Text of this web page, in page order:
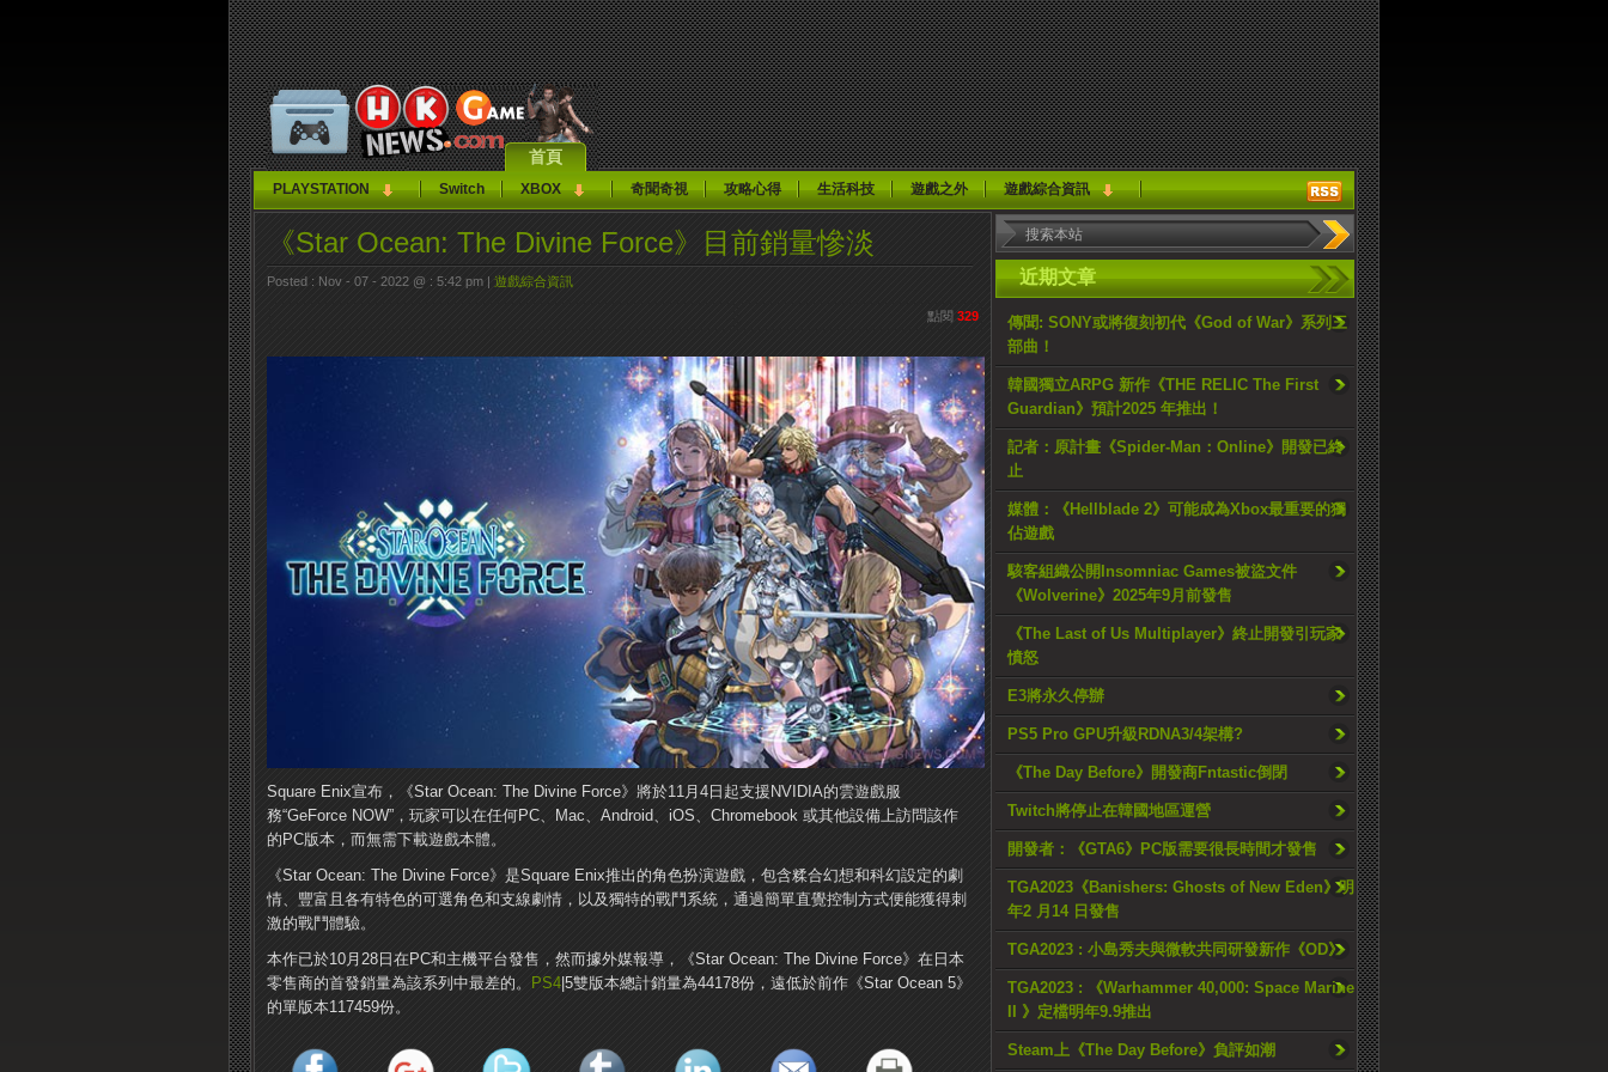
首頁
PLAYSTATION Switch XBOX 奇聞奇視 攻略心得 生活科技 遊戲之外 遊戲綜合資訊
近期文章
傳聞: SONY或將復刻初代《God of War》系列三
部曲！
韓國獨立ARPG 新作《THE RELIC The First
Guardian》預計2025 年推出！
記者：原計畫《Spider-Man：Online》開發已終
止
媒體：《Hellblade 2》可能成為Xbox最重要的獨
佔遊戲
駭客組織公開Insomniac Games被盜文件
《Wolverine》2025年9月前發售
《The Last of Us Multiplayer》終止開發引玩家
憤怒
E3將永久停辦
PS5 Pro GPU升級RDNA3/4架構?
《The Day Before》開發商Fntastic倒閉
Twitch將停止在韓國地區運營
開發者：《GTA6》PC版需要很長時間才發售
TGA2023《Banishers: Ghosts of New Eden》明
年2 月14 日發售
TGA2023 : 小島秀夫與微軟共同研發新作《OD》
TGA2023 : 《Warhammer 40,000: Space Marine
II 》定檔明年9.9推出
Steam上《The Day Before》負評如潮
《Star Ocean: The Divine Force》目前銷量慘淡
Posted : Nov - 07 - 2022 @ : 5:42 pm | 遊戲綜合資訊
點閱 329
Square Enix宣布，《Star Ocean: The Divine Force》將於11月4日起支援NVIDIA的雲遊戲服
務“GeForce NOW”，玩家可以在任何PC、Mac、Android、iOS、Chromebook 或其他設備上訪問該作
的PC版本，而無需下載遊戲本體。
《Star Ocean: The Divine Force》是Square Enix推出的角色扮演遊戲，包含糅合幻想和科幻設定的劇
情、豐富且各有特色的可選角色和支線劇情，以及獨特的戰鬥系統，通過簡單直覺控制方式便能獲得刺
激的戰鬥體驗。
本作已於10月28日在PC和主機平台發售，然而據外媒報導，《Star Ocean: The Divine Force》在日本
零售商的首發銷量為該系列中最差的。
PS4 |5雙版本總計銷量為44178份，遠低於前作《Star Ocean 5》
的單版本117459份。